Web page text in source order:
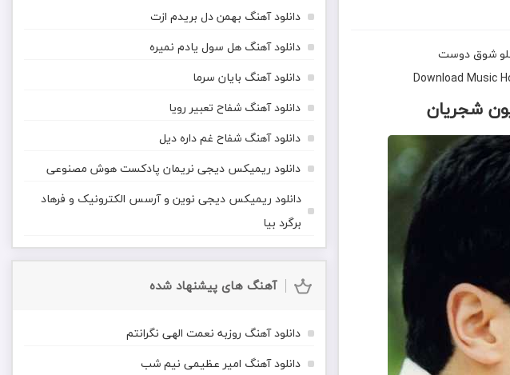
شوق دوست
Download Music
شجریان
دانلود آهنگ بهمن دل بریدم ازت
دانلود آهنگ هل سول یادم نمیره
دانلود آهنگ بایان سرما
دانلود آهنگ شفاح تعبیر رویا
دانلود آهنگ شفاح غم داره دیل
دانلود ریمیکس دیجی نریمان پادکست هوش مصنوعی
دانلود ریمیکس دیجی نوین و آرسس الکترونیک و فرهاد
برگرد بیا
آهنگ های پیشنهاد شده
دانلود آهنگ روزبه نعمت الهی نگرانتم
دانلود آهنگ امیر عظیمی نیم شب